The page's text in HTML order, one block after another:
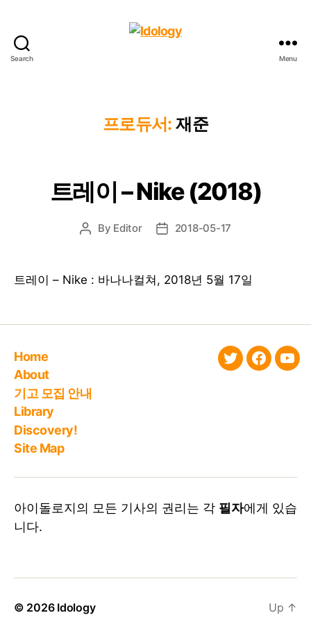
Search Menu
프로듀서: 재준
트레이 – Nike (2018)
Post
By Editor
Post2018-05-17
트레이 – Nike : 바나나컬쳐, 2018년 5월 17일
Home
About
기고 모집 안내
Library
Discovery!
Site Map
twitter
아이돌로지의 모든 기사의 권리는 각 필자에게 있습
니다.
© 2026 Idology Up ↑